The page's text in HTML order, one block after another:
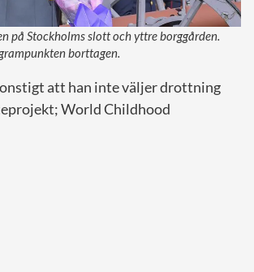
på Stockholms slott och yttre borggården.
borttagen.
att han inte väljer drottning
World Childhood